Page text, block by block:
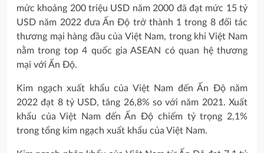
mức khoảng 200 triệu USD năm 2000 đã đạt mức 15 tỷ
USD năm 2022 đưa Ấn Độ trở thành 1 trong 8 đối tác
thương mại hàng đầu của Việt Nam, trong khi Việt Nam
nằm trong top 4 quốc gia ASEAN có quan hệ thương
mại với Ấn Độ.
Kim ngạch xuất khẩu của Việt Nam đến Ấn Độ năm
2022 đạt 8 tỷ USD, tăng 26,8% so với năm 2021. Xuất
khẩu của Việt Nam đến Ấn Độ chiếm tỷ trọng 2,1%
trong tổng kim ngạch xuất khẩu của Việt Nam.